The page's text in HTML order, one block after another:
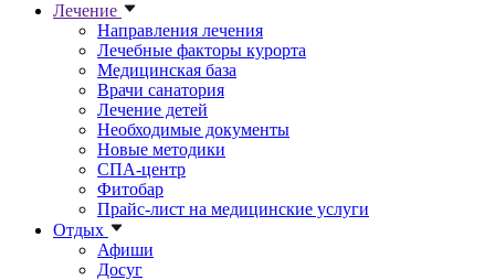
Лечение
Направления лечения
Лечебные факторы курорта
Медицинская база
Врачи санатория
Лечение детей
Необходимые документы
Новые методики
СПА-центр
Фитобар
Прайс-лист на медицинские услуги
Отдых
Афиши
Досуг